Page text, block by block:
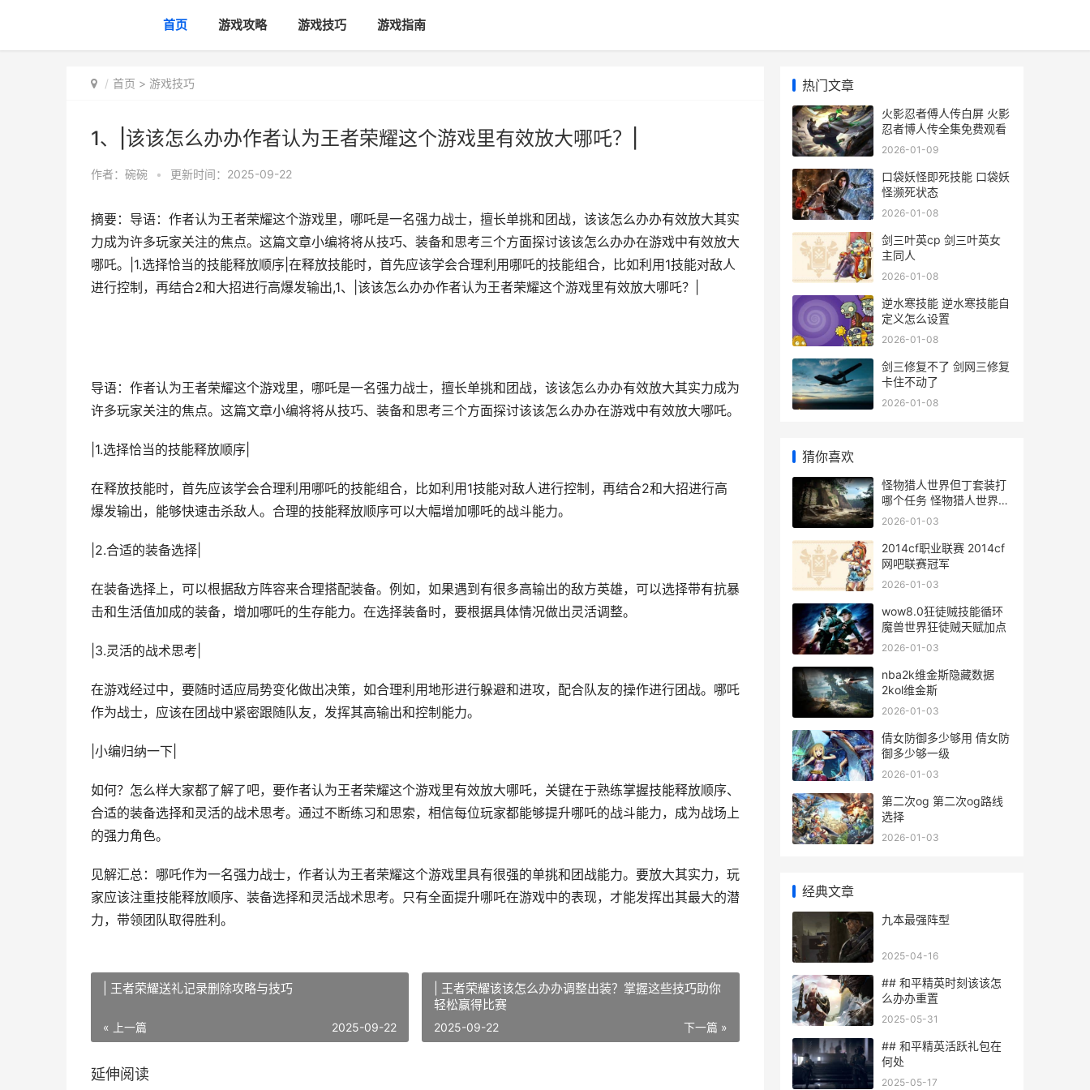
首页 游戏攻略 游戏技巧 游戏指南
首页 > 游戏技巧
1、|该该怎么办办作者认为王者荣耀这个游戏里有效放大哪吒？|
作者： 碗碗 • 更新时间：2025-09-22
摘要：导语：作者认为王者荣耀这个游戏里，哪吒是一名强力战士，擅长单挑和团战，该该怎么办办有效放大其实
力成为许多玩家关注的焦点。这篇文章小编将将从技巧、装备和思考三个方面探讨该该怎么办办在游戏中有效放大
哪吒。|1.选择恰当的技能释放顺序|在释放技能时，首先应该学会合理利用哪吒的技能组合，比如利用1技能对敌人
进行控制，再结合2和大招进行高爆发输出,1、|该该怎么办办作者认为王者荣耀这个游戏里有效放大哪吒？|
导语：作者认为王者荣耀这个游戏里，哪吒是一名强力战士，擅长单挑和团战，该该怎么办办有效放大其实力成为
许多玩家关注的焦点。这篇文章小编将将从技巧、装备和思考三个方面探讨该该怎么办办在游戏中有效放大哪吒。
|1.选择恰当的技能释放顺序|
在释放技能时，首先应该学会合理利用哪吒的技能组合，比如利用1技能对敌人进行控制，再结合2和大招进行高
爆发输出，能够快速击杀敌人。合理的技能释放顺序可以大幅增加哪吒的战斗能力。
|2.合适的装备选择|
在装备选择上，可以根据敌方阵容来合理搭配装备。例如，如果遇到有很多高输出的敌方英雄，可以选择带有抗暴
击和生活值加成的装备，增加哪吒的生存能力。在选择装备时，要根据具体情况做出灵活调整。
|3.灵活的战术思考|
在游戏经过中，要随时适应局势变化做出决策，如合理利用地形进行躲避和进攻，配合队友的操作进行团战。哪吒
作为战士，应该在团战中紧密跟随队友，发挥其高输出和控制能力。
|小编归纳一下|
如何？怎么样大家都了解了吧，要作者认为王者荣耀这个游戏里有效放大哪吒，关键在于熟练掌握技能释放顺序、
合适的装备选择和灵活的战术思考。通过不断练习和思索，相信每位玩家都能够提升哪吒的战斗能力，成为战场上
的强力角色。
见解汇总：哪吒作为一名强力战士，作者认为王者荣耀这个游戏里具有很强的单挑和团战能力。要放大其实力，玩
家应该注重技能释放顺序、装备选择和灵活战术思考。只有全面提升哪吒在游戏中的表现，才能发挥出其最大的潜
力，带领团队取得胜利。
| 王者荣耀送礼记录删除攻略与技巧
« 上一篇 2025-09-22
| 王者荣耀该该怎么办办调整出装？掌握这些技巧助你
轻松赢得比赛
下一篇 »
2025-09-22
延伸阅读
热门文章
火影忍者傅人传白屏 火影
忍者博人传全集免费观看
2026-01-09
口袋妖怪即死技能 口袋妖
怪濒死状态
2026-01-08
剑三叶英cp 剑三叶英女
主同人
2026-01-08
逆水寒技能 逆水寒技能自
定义怎么设置
2026-01-08
剑三修复不了 剑网三修复
卡住不动了
2026-01-08
猜你喜欢
怪物猎人世界但丁套装打
哪个任务 怪物猎人世界但
丁外观
2026-01-03
2014cf职业联赛 2014cf
网吧联赛冠军
2026-01-03
wow8.0狂徒贼技能循环
魔兽世界狂徒贼天赋加点
2026-01-03
nba2k维金斯隐藏数据
2kol维金斯
2026-01-03
倩女防御多少够用 倩女防
御多少够一级
2026-01-03
第二次og 第二次og路线
选择
2026-01-03
经典文章
九本最强阵型
2025-04-16
## 和平精英时刻该该怎
么办办重置
2025-05-31
## 和平精英活跃礼包在
何处
2025-05-17